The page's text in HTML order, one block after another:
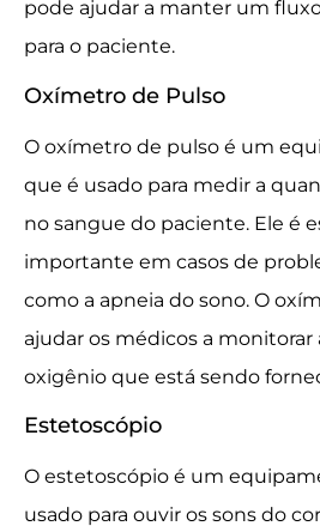
pode ajudar a manter um
para o paciente.
Oxímetro de Pulso
O oxímetro de pulso é um
que é usado para medir a
no sangue do paciente. Ele é
importante em casos de
como a apneia do sono. O
ajudar os médicos a
oxigênio que está sendo
Estetoscópio
O estetoscópio é um
usado para ouvir os sons do